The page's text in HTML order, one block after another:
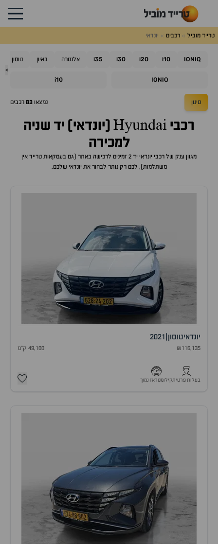
טרייד מוביל רכבים יונדאי
>
IONIQ
i10
i20
i30
i35 אלנטרה באיון טוסון
IONIQ
i10
סינון נמצאו 83 רכבים
רכבי Hyundai (יונדאי) יד שניה
למכירה
מגוון ענק של רכבי יונדאי יד 2 זמינים לרכישה באתר (גם בעסקאות טרייד אין
משתלמות), לכם רק נותר לבחור את יונדאי שלכם.
יונדאיטוסון 2021
₪116,135 49,100 ק"מ
בעלות פרטיתקילומטראז נמוך